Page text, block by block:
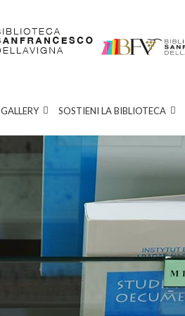
GALLERY SOSTIENI LA BIBLIOTECA